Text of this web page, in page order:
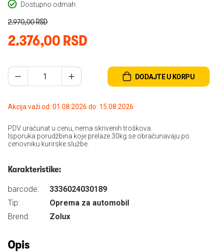
Dostupno odmah
2.376,00 RSD
2.970,00 RSD
DODAJTE U KORPU
Akcija važi od: 01.08.2026 do: 15.08.2026
PDV uračunat u cenu, nema skrivenih troškova.
Isporuka porudžbina koje prelaze 30kg se obračunavaju po
cenovniku kurirske službe.
Karakteristike:
barcode:
3336024030189
Tip:
Oprema za automobil
Brend:
Zolux
Opis